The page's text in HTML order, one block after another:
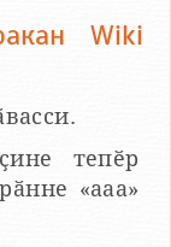
Wiki
тепӗр
«ааа»